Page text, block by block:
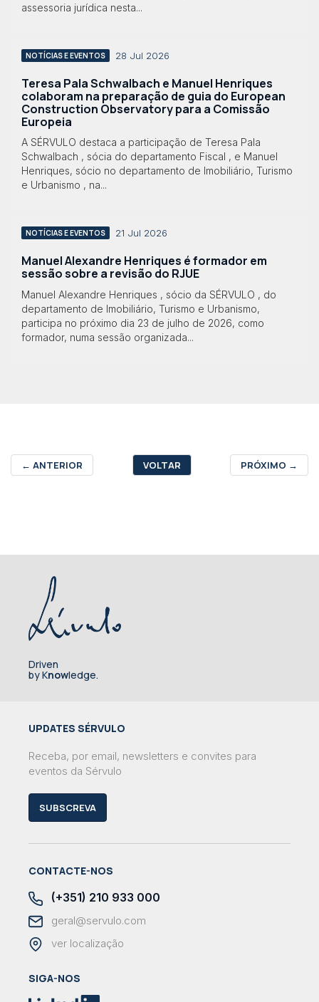
assessoria jurídica nesta...
NOTÍCIAS E EVENTOS 28 Jul 2026
Teresa Pala Schwalbach e Manuel Henriques
colaboram na preparação de guia do European
Construction Observatory para a Comissão
Europeia
A SÉRVULO destaca a participação de Teresa Pala
Schwalbach , sócia do departamento Fiscal , e Manuel
Henriques, sócio no departamento de Imobiliário, Turismo
e Urbanismo , na...
NOTÍCIAS E EVENTOS 21 Jul 2026
Manuel Alexandre Henriques é formador em
sessão sobre a revisão do RJUE
Manuel Alexandre Henriques , sócio da SÉRVULO , do
departamento de Imobiliário, Turismo e Urbanismo,
participa no próximo dia 23 de julho de 2026, como
formador, numa sessão organizada...
← ANTERIOR VOLTAR PRÓXIMO →
Driven
by Knowledge.
UPDATES SÉRVULO
Receba, por email, newsletters e convites para
eventos da Sérvulo
SUBSCREVA
CONTACTE-NOS
(+351) 210 933 000
geral@servulo.com
ver localização
SIGA-NOS